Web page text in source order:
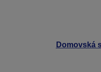
Domovská